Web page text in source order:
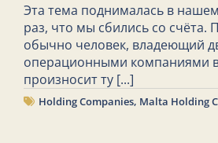
Эта тема поднималась в
раз, что мы сбились со счёта.
обычно человек, владеющий
операционными компаниями
произносит ту [...]
Holding Companies, Malta Holding